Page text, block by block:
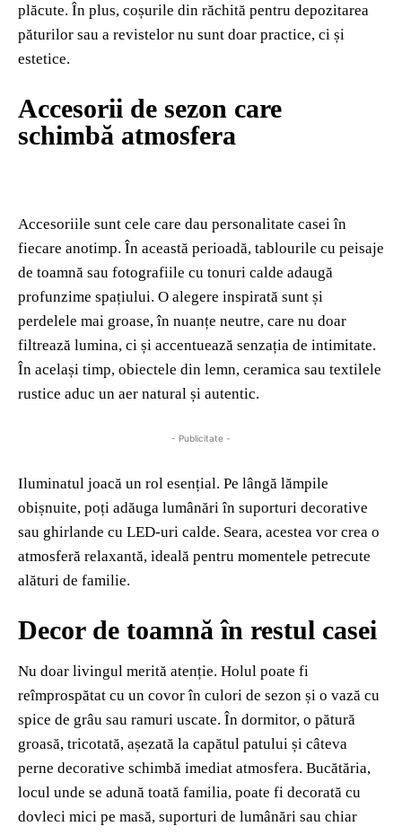
plăcute. În plus, coșurile din răchită pentru depozitarea
păturilor sau a revistelor nu sunt doar practice, ci și
estetice.
Accesorii de sezon care
schimbă atmosfera
Accesoriile sunt cele care dau personalitate casei în
fiecare anotimp. În această perioadă, tablourile cu peisaje
de toamnă sau fotografiile cu tonuri calde adaugă
profunzime spațiului. O alegere inspirată sunt și
perdelele mai groase, în nuanțe neutre, care nu doar
filtrează lumina, ci și accentuează senzația de intimitate.
În același timp, obiectele din lemn, ceramica sau textilele
rustice aduc un aer natural și autentic.
- Publicitate -
Iluminatul joacă un rol esențial. Pe lângă lămpile
obișnuite, poți adăuga lumânări în suporturi decorative
sau ghirlande cu LED-uri calde. Seara, acestea vor crea o
atmosferă relaxantă, ideală pentru momentele petrecute
alături de familie.
Decor de toamnă în restul casei
Nu doar livingul merită atenție. Holul poate fi
reîmprospătat cu un covor în culori de sezon și o vază cu
spice de grâu sau ramuri uscate. În dormitor, o pătură
groasă, tricotată, așezată la capătul patului și câteva
perne decorative schimbă imediat atmosfera. Bucătăria,
locul unde se adună toată familia, poate fi decorată cu
dovleci mici pe masă, suporturi de lumânări sau chiar